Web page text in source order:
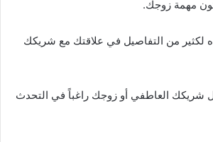
مهمة زوجك.
لكثير من التفاصيل في علاقتك مع شريكك
شريكك العاطفي أو زوجك راغباً في التحدث